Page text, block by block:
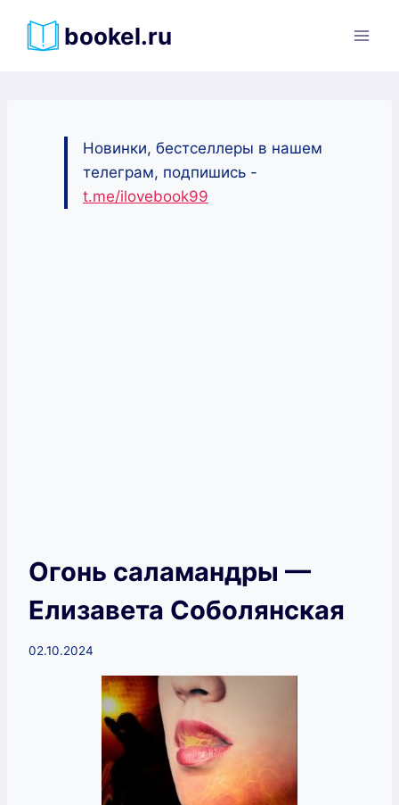
bookel.ru
Новинки, бестселлеры в нашем
телеграм, подпишись -
t.me/ilovebook99
Огонь саламандры —
Елизавета Соболянская
02.10.2024